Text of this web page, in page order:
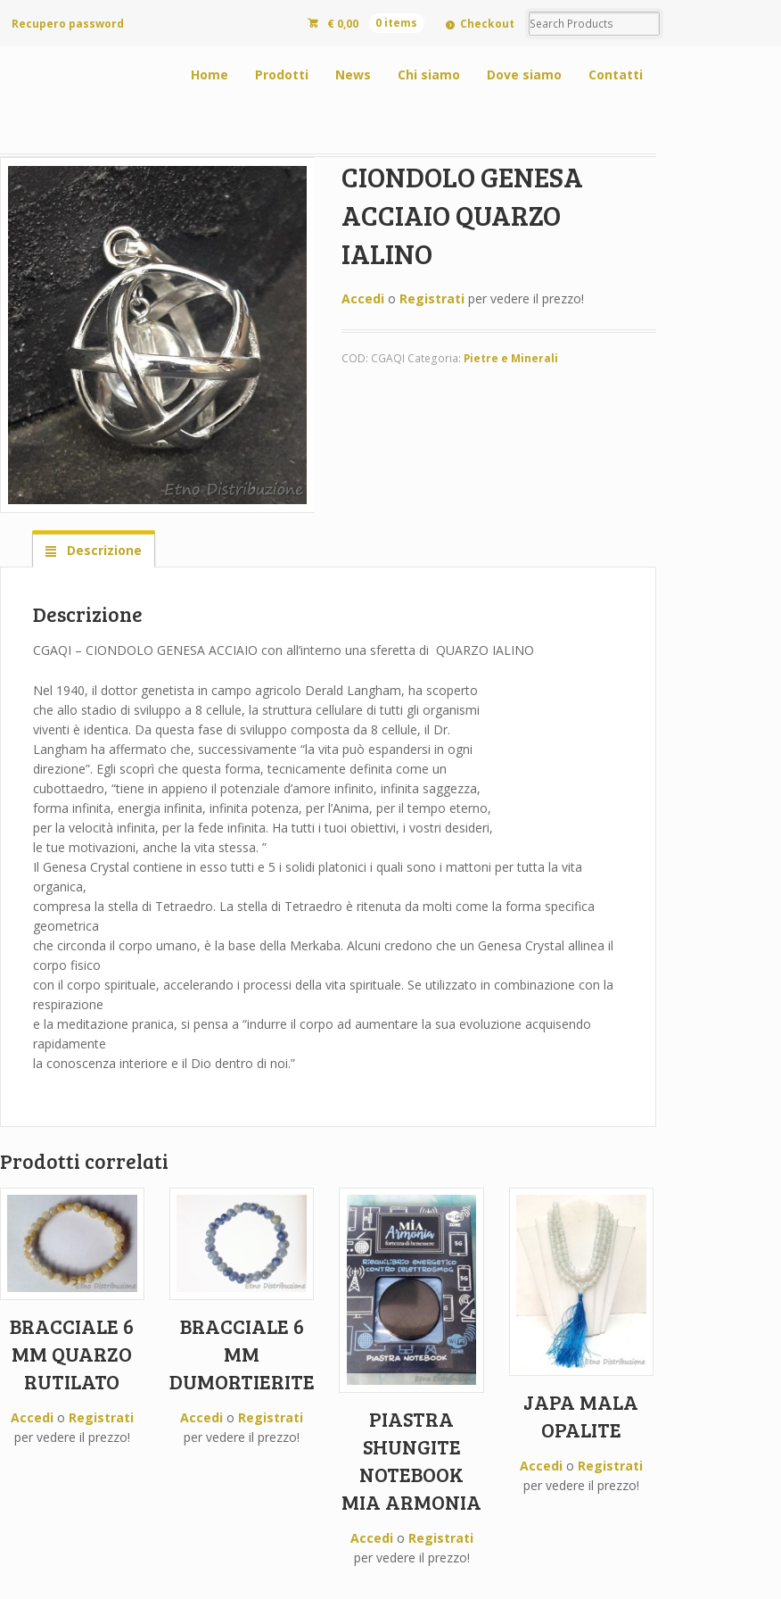
Recupero password € 0,00 0 items Checkout
Home Prodotti News Chi siamo Dove siamo Contatti
CIONDOLO GENESA
ACCIAIO QUARZO
IALINO
Accedio Registratiper vedere il prezzo!
COD: CGAQI Categoria: Pietre e Minerali
Descrizione
Descrizione
CGAQI – CIONDOLO GENESA ACCIAIO con all’interno una sferetta di QUARZO IALINO
Nel 1940, il dottor genetista in campo agricolo Derald Langham, ha scoperto
che allo stadio di sviluppo a 8 cellule, la struttura cellulare di tutti gli organismi
viventi è identica. Da questa fase di sviluppo composta da 8 cellule, il Dr.
Langham ha affermato che, successivamente “la vita può espandersi in ogni
direzione”. Egli scoprì che questa forma, tecnicamente definita come un
cubottaedro, “tiene in appieno il potenziale d’amore infinito, infinita saggezza,
forma infinita, energia infinita, infinita potenza, per l’Anima, per il tempo eterno,
per la velocità infinita, per la fede infinita. Ha tutti i tuoi obiettivi, i vostri desideri,
le tue motivazioni, anche la vita stessa. ”
Il Genesa Crystal contiene in esso tutti e 5 i solidi platonici i quali sono i mattoni per tutta la vita
organica,
compresa la stella di Tetraedro. La stella di Tetraedro è ritenuta da molti come la forma specifica
geometrica
che circonda il corpo umano, è la base della Merkaba. Alcuni credono che un Genesa Crystal allinea il
corpo fisico
con il corpo spirituale, accelerando i processi della vita spirituale. Se utilizzato in combinazione con la
respirazione
e la meditazione pranica, si pensa a “indurre il corpo ad aumentare la sua evoluzione acquisendo
rapidamente
la conoscenza interiore e il Dio dentro di noi.”
Prodotti correlati
BRACCIALE 6
MM QUARZO
RUTILATO
Accedio Registrati
per vedere il prezzo!
BRACCIALE 6
MM
DUMORTIERITE
Accedi o Registrati
per vedere il prezzo!
PIASTRA
SHUNGITE
NOTEBOOK
MIA ARMONIA
Accedio Registrati
per vedere il prezzo!
JAPA MALA
OPALITE
Accedio Registrati
per vedere il prezzo!